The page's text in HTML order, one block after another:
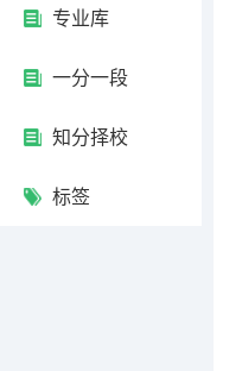
专业库
一分一段
知分择校
标签